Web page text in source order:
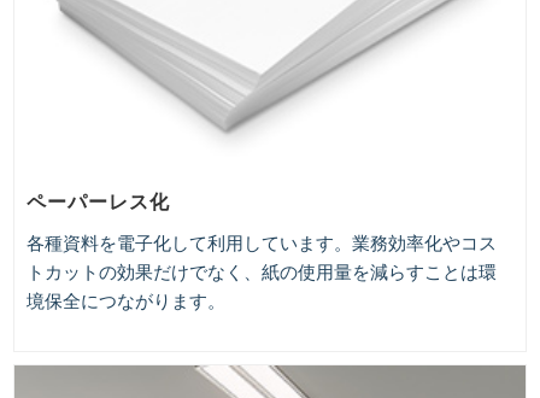
ペーパーレス化
各種資料を電子化して利用しています。業務効率化やコス
トカットの効果だけでなく、紙の使用量を減らすことは環
境保全につながります。